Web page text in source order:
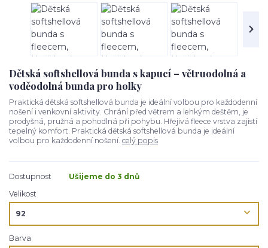
Dětská softshellová bunda s kapucí – větruodolná a
voděodolná bunda pro holky
Praktická dětská softshellová bunda je ideální volbou pro každodenní
nošení i venkovní aktivity. Chrání před větrem a lehkým deštěm, je
prodyšná, pružná a pohodlná při pohybu. Hřejivá fleece vrstva zajistí
tepelný komfort. Praktická dětská softshellová bunda je ideální
volbou pro každodenní nošení. celý popis
Dostupnost
Ušijeme do 3 dnů
Velikost
Barva